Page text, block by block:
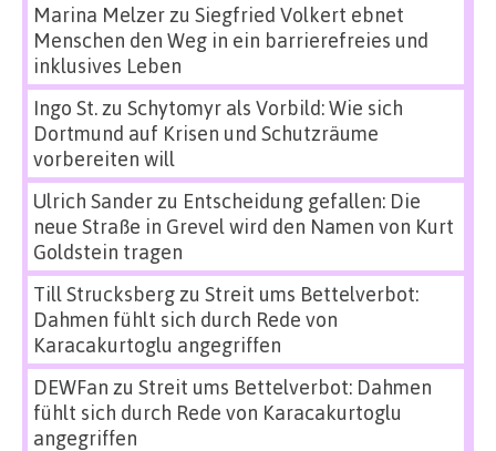
Marina Melzerzu Siegfried Volkert ebnet
Menschen den Weg in ein barrierefreies und
inklusives Leben
Ingo St.zu Schytomyr als Vorbild: Wie sich
Dortmund auf Krisen und Schutzräume
vorbereiten will
Ulrich Sanderzu Entscheidung gefallen: Die
neue Straße in Grevel wird den Namen von Kurt
Goldstein tragen
Till Strucksbergzu Streit ums Bettelverbot:
Dahmen fühlt sich durch Rede von
Karacakurtoglu angegriffen
DEWFan zu Streit ums Bettelverbot: Dahmen
fühlt sich durch Rede von Karacakurtoglu
angegriffen